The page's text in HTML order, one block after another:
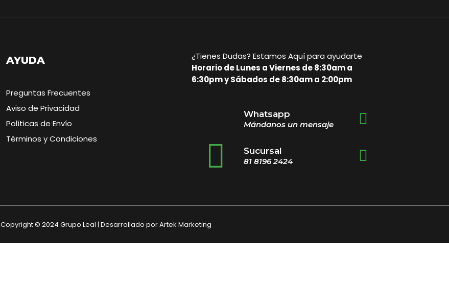
AYUDA
Preguntas Frecuentes
Aviso de Privacidad
Políticas de Envío
Términos y Condiciones
¿Tienes Dudas? Estamos Aquí para ayudarte
Horario de Lunes a Viernes de 8:30am a
6:30pm y Sábados de 8:30am a 2:00pm
Whatsapp
Mándanos un mensaje
Sucursal
81 8196 2424
Copyright © 2024 Grupo Leal | Desarrollado por Artek Marketing